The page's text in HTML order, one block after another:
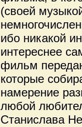
(своей
ибо никакой
интереснее
фильм
которые
намерение
любой
Станислава